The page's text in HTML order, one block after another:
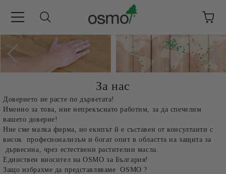
За нас
Доверието не расте по дърветата!
Именно за това, ние непрекъснато работим, за да спечелим
вашето доверие!
Ние сме малка фирма, ноекипът й е съставен от консултанти с
висок професионализъм и богат опит в областта на защита за
дървесина, чрез естествени растителни масла.
Единствен вносител на OSMO за България!
Защо избрахме да представляваме OSMO ?